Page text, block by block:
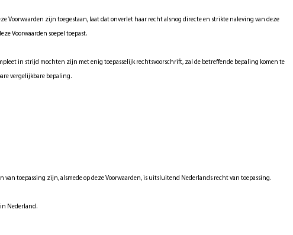
zijn toegestaan, laat dat onverlet haar recht alsnog directe en strikte naleving van deze
Voorwaarden soepel toepast.
in strijd mochten zijn met enig toepasselijk rechtsvoorschrift, zal de betreffende bepaling komen te
vergelijkbare bepaling.
toepassing zijn, alsmede op deze Voorwaarden, is uitsluitend Nederlands recht van toepassing.
Nederland.